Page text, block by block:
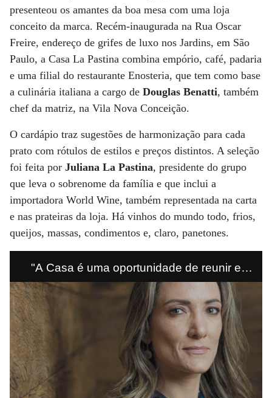
presenteou os amantes da boa mesa com uma loja
conceito da marca. Recém-inaugurada na Rua Oscar
Freire, endereço de grifes de luxo nos Jardins, em São
Paulo, a Casa La Pastina combina empório, café, padaria
e uma filial do restaurante Enosteria, que tem como base
a culinária italiana a cargo de Douglas Benatti, também
chef da matriz, na Vila Nova Conceição.
O cardápio traz sugestões de harmonização para cada
prato com rótulos de estilos e preços distintos. A seleção
foi feita por Juliana La Pastina, presidente do grupo
que leva o sobrenome da família e que inclui a
importadora World Wine, também representada na carta
e nas prateiras da loja. Há vinhos do mundo todo, frios,
queijos, massas, condimentos e, claro, panetones.
"A Casa é uma oportunidade de reunir e
apresentar nosso portfólio através de
experiências” Juliana La Pastina presidente
do Grupo La Pastina.